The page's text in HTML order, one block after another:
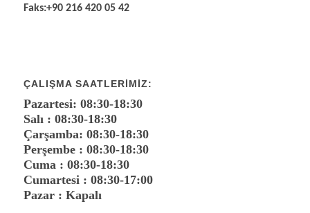
Faks:+90 216 420 05 42
ÇALIŞMA SAATLERIMIZ:
Pazartesi: 08:30-18:30
Salı : 08:30-18:30
Çarşamba: 08:30-18:30
Perşembe : 08:30-18:30
Cuma : 08:30-18:30
Cumartesi : 08:30-17:00
Pazar : Kapalı